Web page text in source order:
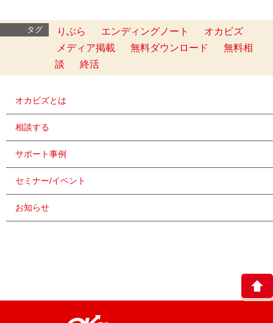
タグ りぶら エンディングノート
オカビズ
メディア掲載
無料ダウンロード
無料相
談
終活
オカビズとは
相談する
サポート事例
セミナー/イベント
お知らせ